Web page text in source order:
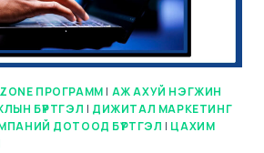
ПРОГРАММ | АЖ АХУЙ НЭГЖИН
БҮРТГЭЛ | ДИЖИТАЛ МАРКЕТИНГ
ДОТООД БҮРТГЭЛ | ЦАХИМ